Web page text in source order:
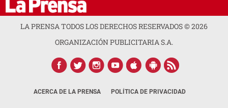
LA PRENSA TODOS LOS DERECHOS RESERVADOS ©2026
ORGANIZACIÓN PUBLICITARIA S.A.
ACERCA DE LA PRENSA POLÍTICA DE PRIVACIDAD